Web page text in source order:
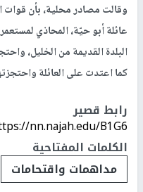
وقالت مصادر محلية، بأن قوات
عائلة أبو حيّة، المحاذي
البلدة القديمة من الخليل،
كما اعتدت على العائلة
رابط قصير
nn.najah.edu/B1G6/
الكلمات المفتاحية
مداهمات واقتحامات